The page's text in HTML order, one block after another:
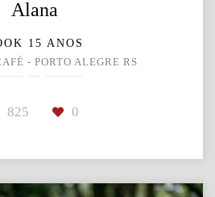
Alana
15 ANOS
- PORTO ALEGRE RS
825 0